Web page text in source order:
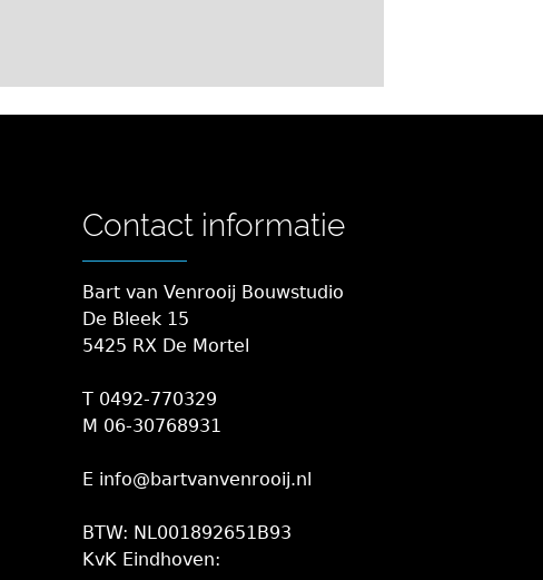
Contact informatie
Bart van Venrooij Bouwstudio
De Bleek 15
5425 RX De Mortel
T 0492-770329
M 06-30768931
E info@bartvanvenrooij.nl
BTW: NL001892651B93
KvK Eindhoven: